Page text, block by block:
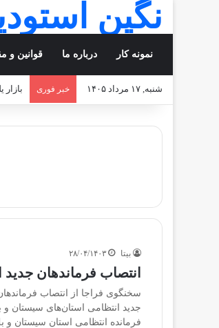
نگین
نمونه کار درباره ما قوانین و
شنبه, ۱۷ مرداد ۱۴۰۵ خبر فوری بازار
بیتا ۲۸/۰۴/۱۴۰۳
انتصاب فرماندهان جدید انتظامی
سخنگوی فراجا از انتصاب
جدید انتظامی استان‌های سیستان
فرمانده انتظامی استان سیستان